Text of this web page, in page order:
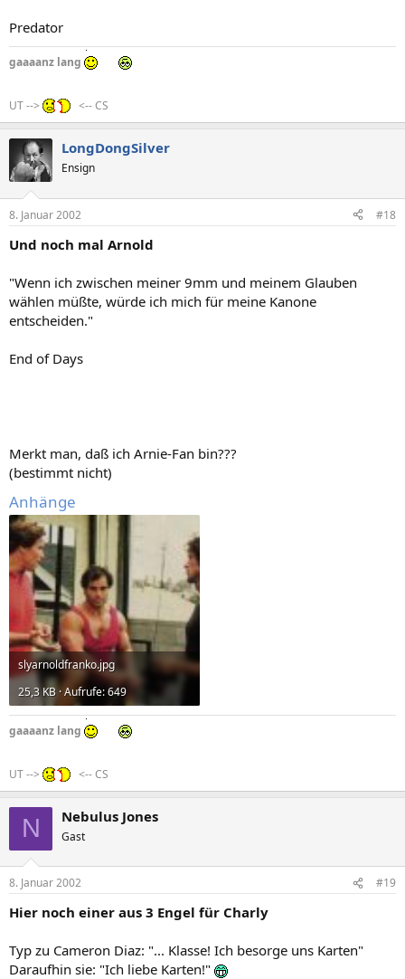
Predator
gaaaanz lang
UT --> <-- CS
LongDongSilver
Ensign
8. Januar 2002 #18
Und noch mal Arnold
"Wenn ich zwischen meiner 9mm und meinem Glauben
wählen müßte, würde ich mich für meine Kanone
entscheiden."
End of Days
Merkt man, daß ich Arnie-Fan bin???
(bestimmt nicht)
Anhänge
slyarnoldfranko.jpg
25,3 KB · Aufrufe: 649
gaaaanz lang
UT --> <-- CS
N Nebulus Jones
Gast
8. Januar 2002 #19
Hier noch einer aus 3 Engel für Charly
Typ zu Cameron Diaz: "... Klasse! Ich besorge uns Karten"
Daraufhin sie: "Ich liebe Karten!"